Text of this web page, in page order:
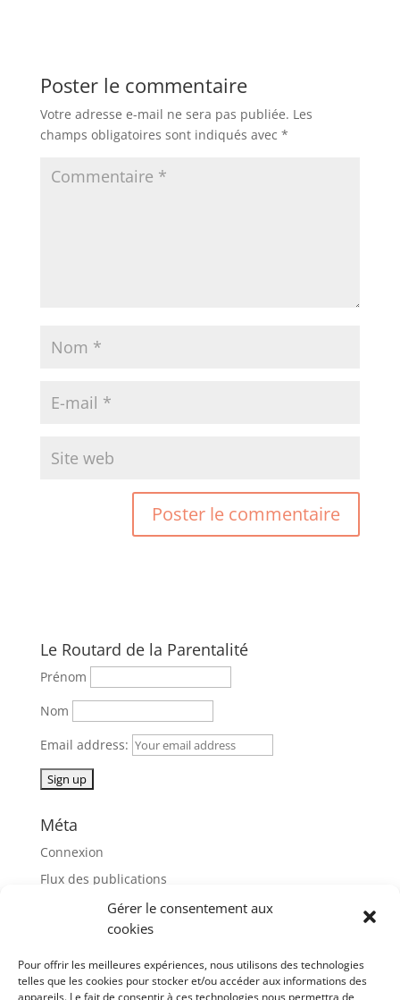
Gérer le consentement aux
cookies
Pour offrir les meilleures expériences, nous utilisons des technologies
telles que les cookies pour stocker et/ou accéder aux informations des
appareils. Le fait de consentir à ces technologies nous permettra de
Poster le commentaire
Votre adresse e-mail ne sera pas publiée. Les
champs obligatoires sont indiqués avec *
Le Routard de la Parentalité
Prénom
Nom
Email address:
Méta
Connexion
Flux des publications
Flux des commentaires
Site de WordPress-FR
décembre 2019
L M M J V S D